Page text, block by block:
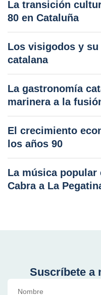
La transición
80 en Cataluña
Los visigodos y
catalana
La gastronomía
marinera a la
El crecimiento
los años 90
La música popular
Cabra a La
Suscríbete a